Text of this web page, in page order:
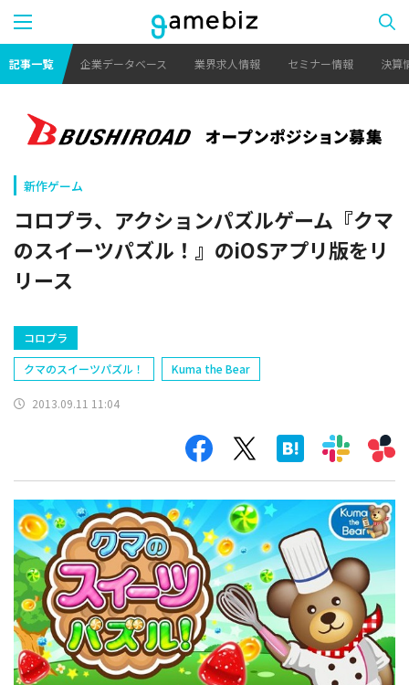
記事一覧 企業データベース 業界求人情報 セミナー情報 決算
新作ゲーム
コロプラ、アクションパズルゲーム『クマ
のスイーツパズル！』のiOSアプリ版をリ
リース
コロプラ
クマのスイーツパズル！
Kuma the Bear
2013.09.11 11:04